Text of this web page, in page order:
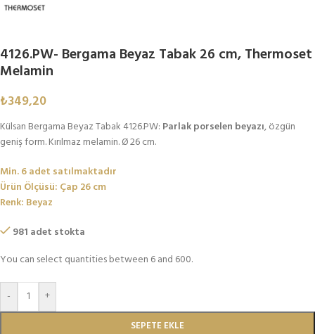
4126.PW- Bergama Beyaz Tabak 26 cm, Thermoset
Melamin
₺349,20
Külsan Bergama Beyaz Tabak 4126.PW: Parlak porselen beyazı, özgün
geniş form. Kırılmaz melamin. Ø 26 cm.
Min. 6 adet satılmaktadır
Ürün Ölçüsü: Çap 26 cm
Renk: Beyaz
981 adet stokta
You can select quantities between 6 and 600.
- +
SEPETE EKLE